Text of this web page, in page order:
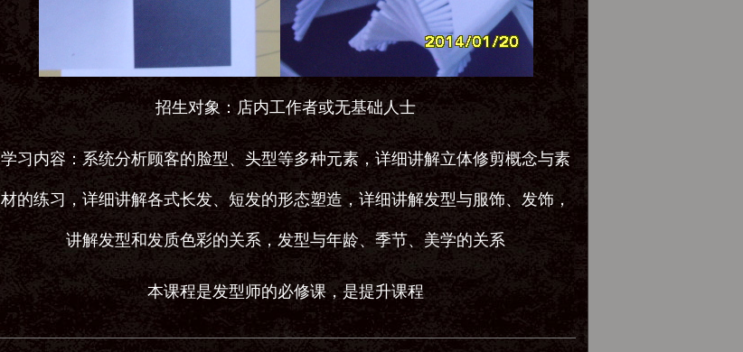
招生对象：店内工作者或无基础人士
学习内容：系统分析顾客的脸型、头型等多种元素，详细讲解立体修剪概念与素
材的练习，详细讲解各式长发、短发的形态塑造，详细讲解发型与服饰、发饰，
讲解发型和发质色彩的关系，发型与年龄、季节、美学的关系
本课程是发型师的必修课，是提升课程